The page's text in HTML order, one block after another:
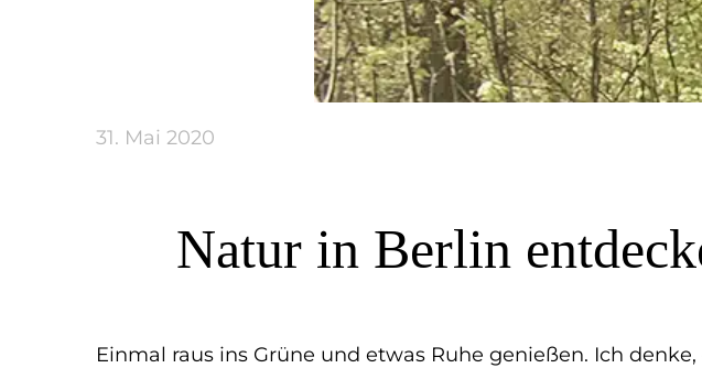
31. Mai 2020
Natur in Berlin
Einmal raus ins Grüne und etwas Ruhe genießen. Ich